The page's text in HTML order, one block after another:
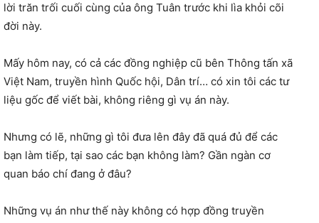
lời trăn trối cuối cùng của ông Tuân trước khi lìa khỏi cõi
đời này.
Mấy hôm nay, có cả các đồng nghiệp cũ bên Thông tấn xã
Việt Nam, truyền hình Quốc hội, Dân trí… có xin tôi các tư
liệu gốc để viết bài, không riêng gì vụ án này.
Nhưng có lẽ, những gì tôi đưa lên đây đã quá đủ để các
bạn làm tiếp, tại sao các bạn không làm? Gần ngàn cơ
quan báo chí đang ở đâu?
Những vụ án như thế này không có hợp đồng truyền